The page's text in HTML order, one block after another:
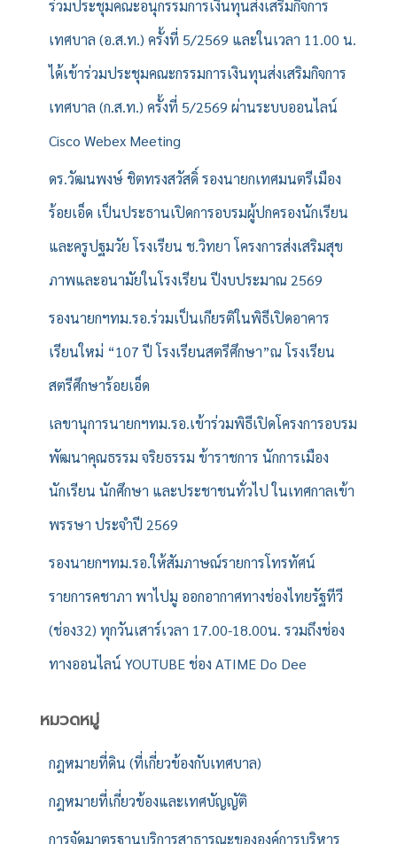
ร่วมประชุมคณะอนุกรรมการเงินทุนส่งเสริมกิจการ
เทศบาล (อ.ส.ท.) ครั้งที่ 5/2569 และในเวลา 11.00 น.
ได้เข้าร่วมประชุมคณะกรรมการเงินทุนส่งเสริมกิจการ
เทศบาล (ก.ส.ท.) ครั้งที่ 5/2569 ผ่านระบบออนไลน์
Cisco Webex Meeting
ดร.วัฒนพงษ์ ชิตทรงสวัสดิ์ รองนายกเทศมนตรีเมือง
ร้อยเอ็ด เป็นประธานเปิดการอบรมผู้ปกครองนักเรียน
และครูปฐมวัย โรงเรียน ช.วิทยา โครงการส่งเสริมสุข
ภาพและอนามัยในโรงเรียน ปีงบประมาณ 2569
รองนายกฯทม.รอ.ร่วมเป็นเกียรติในพิธีเปิดอาคาร
เรียนใหม่ “107 ปี โรงเรียนสตรีศึกษา”ณ โรงเรียน
สตรีศึกษาร้อยเอ็ด
เลขานุการนายกฯทม.รอ.เข้าร่วมพิธีเปิดโครงการอบรม
พัฒนาคุณธรรม จริยธรรม ข้าราชการ นักการเมือง
นักเรียน นักศึกษา และประชาชนทั่วไป ในเทศกาลเข้า
พรรษา ประจำปี 2569
รองนายกฯทม.รอ.ให้สัมภาษณ์รายการโทรทัศน์
รายการคชาภา พาไปมู ออกอากาศทางช่องไทยรัฐทีวี
(ช่อง32) ทุกวันเสาร์เวลา 17.00-18.00น. รวมถึงช่อง
ทางออนไลน์ YOUTUBE ช่อง ATIME Do Dee
หมวดหมู่
กฎหมายที่ดิน (ที่เกี่ยวข้องกับเทศบาล)
กฎหมายที่เกี่ยวข้องและเทศบัญญัติ
การจัดมาตรฐานบริการสาธารณะขององค์การบริหาร